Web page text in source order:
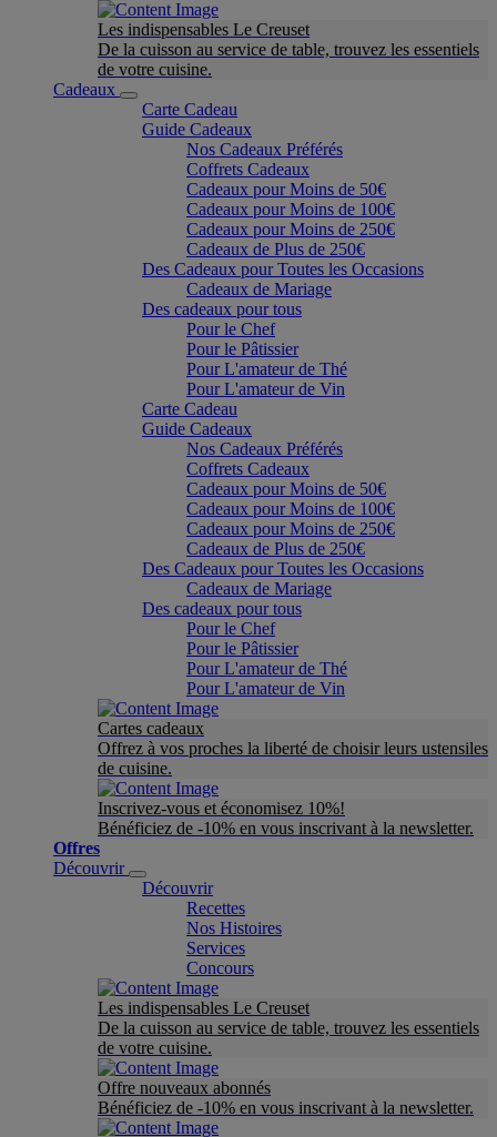
Les indispensables Le Creuset
De la cuisson au service de table, trouvez les essentiels
de votre cuisine.
Cadeaux
Carte Cadeau
Guide Cadeaux
Nos Cadeaux Préférés
Coffrets Cadeaux
Cadeaux pour Moins de 50€
Cadeaux pour Moins de 100€
Cadeaux pour Moins de 250€
Cadeaux de Plus de 250€
Des Cadeaux pour Toutes les Occasions
Cadeaux de Mariage
Des cadeaux pour tous
Pour le Chef
Pour le Pâtissier
Pour L'amateur de Thé
Pour L'amateur de Vin
Carte Cadeau
Guide Cadeaux
Nos Cadeaux Préférés
Coffrets Cadeaux
Cadeaux pour Moins de 50€
Cadeaux pour Moins de 100€
Cadeaux pour Moins de 250€
Cadeaux de Plus de 250€
Des Cadeaux pour Toutes les Occasions
Cadeaux de Mariage
Des cadeaux pour tous
Pour le Chef
Pour le Pâtissier
Pour L'amateur de Thé
Pour L'amateur de Vin
Cartes cadeaux
Offrez à vos proches la liberté de choisir leurs ustensiles
de cuisine.
Inscrivez-vous et économisez 10%!
Bénéficiez de -10% en vous inscrivant à la newsletter.
Offres
Découvrir
Découvrir
Recettes
Nos Histoires
Services
Concours
Les indispensables Le Creuset
De la cuisson au service de table, trouvez les essentiels
de votre cuisine.
Offre nouveaux abonnés
Bénéficiez de -10% en vous inscrivant à la newsletter.